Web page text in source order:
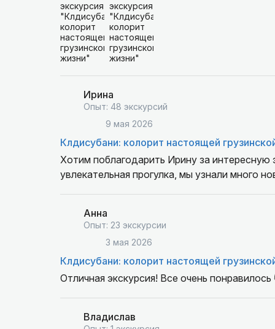
Ирина
Опыт: 48 экскурсий
9 мая 2026
Клдисубани: колорит настоящей
Хотим поблагодарить Ирину за интересную
увлекательная прогулка, мы узнали много
Анна
Опыт: 23 экскурсии
3 мая 2026
Клдисубани: колорит настоящей
Отличная экскурсия! Все очень понравилось
Владислав